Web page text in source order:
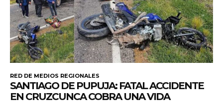
RED DE MEDIOS REGIONALES
SANTIAGO DE PUPUJA: FATAL ACCIDENTE
EN CRUZCUNCA COBRA UNA VIDA